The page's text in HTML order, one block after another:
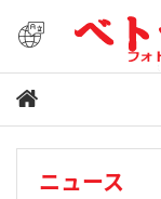
ニュース